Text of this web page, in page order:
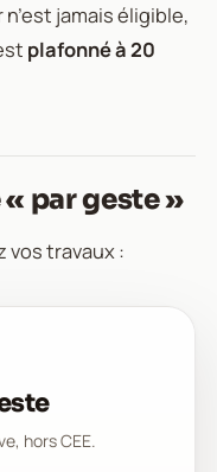
jamais éligible,
plafonné à 20
par geste »
travaux :
hors CEE.